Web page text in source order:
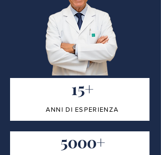
15+
ANNI DI ESPERIENZA
5000+